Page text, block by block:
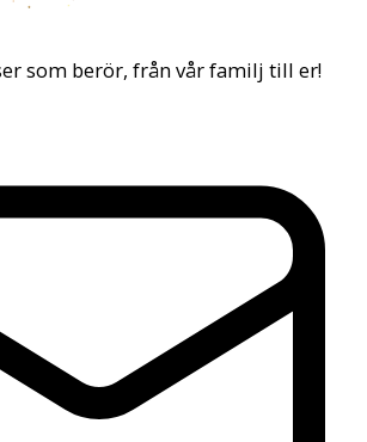
som berör, från vår familj till er!